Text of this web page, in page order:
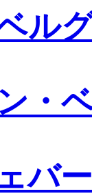
ル
・
バー